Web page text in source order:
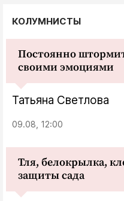
КОЛУМНИСТЫ
Постоянно
своими эмоциями
Татьяна Светлова
09.08, 12:00
Тля, белокрылка,
защиты сада